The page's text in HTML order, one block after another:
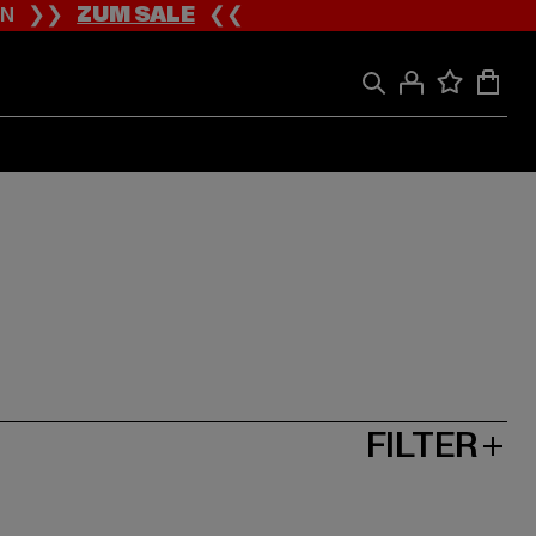
❯❯ZUM SALE❮❮
FILTER